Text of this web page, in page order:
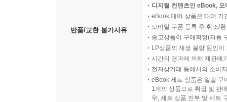
반품/교환 불가사유
디지털 컨텐츠인 eBook,
eBook 대여 상품은 대여 기
모바일 쿠폰 등록 후 취소/
중고상품이 구매확정(자동
LP상품의 재생 불량 원인
시간의 경과에 의해 재판매
전자상거래 등에서의 소비
eBook 세트 상품은 일괄 구
1개의 상품으로 취급 및 판
우, 세트 상품 전부 및 세트